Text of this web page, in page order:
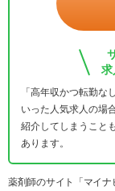
求
「高年収かつ転勤な
いった人気求人の場
紹介してしまうこと
あります。
薬剤師のサイト「マイ